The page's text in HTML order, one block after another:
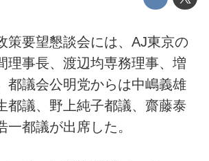
策要望懇談会には、AJ東京の
理事長、渡辺均専務理事、増
都議会公明党からは中嶋義雄
都議、野上純子都議、齋藤泰
一都議が出席した。